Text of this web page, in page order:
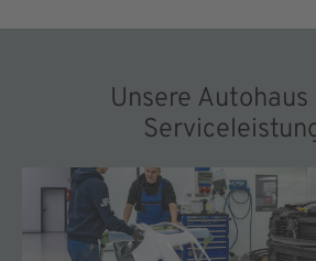
Unsere Autohaus